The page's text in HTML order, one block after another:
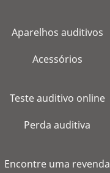
Aparelhos auditivos
Acessórios
Teste auditivo online
Perda auditiva
Encontre uma revenda